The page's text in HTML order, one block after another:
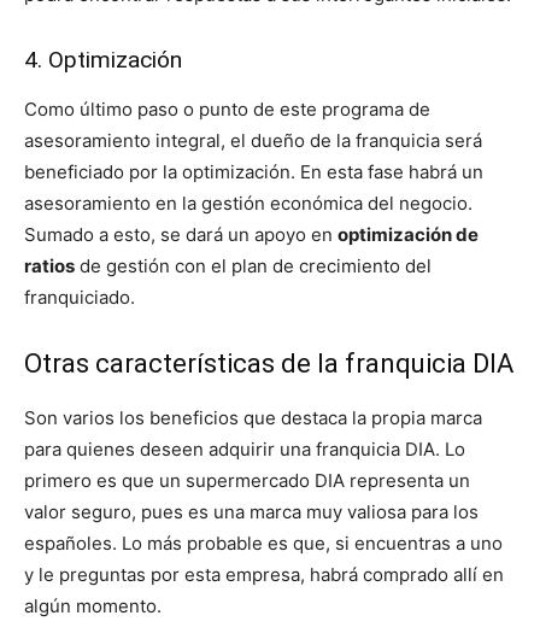
4. Optimización
Como último paso o punto de este programa de
asesoramiento integral, el dueño de la franquicia será
beneficiado por la optimización. En esta fase habrá un
asesoramiento en la gestión económica del negocio.
Sumado a esto, se dará un apoyo en optimización de
ratios de gestión con el plan de crecimiento del
franquiciado.
Otras características de la franquicia DIA
Son varios los beneficios que destaca la propia marca
para quienes deseen adquirir una franquicia DIA. Lo
primero es que un supermercado DIA representa un
valor seguro, pues es una marca muy valiosa para los
españoles. Lo más probable es que, si encuentras a uno
y le preguntas por esta empresa, habrá comprado allí en
algún momento.